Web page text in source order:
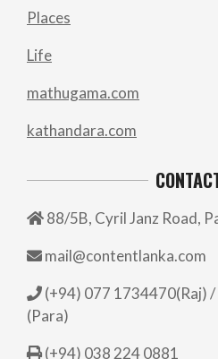
Places
Life
mathugama.com
kathandara.com
88/5B, Cyril Janz Road,
mail@contentlanka.com
(+94) 077 1734470(Raj)
(Para)
(+94) 038 224 0881